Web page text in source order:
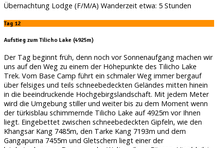
Übernachtung Lodge (F/M/A) Wanderzeit etwa: 5 Stunden
Tag 12
Aufstieg zum Tilicho Lake (4925m)
Der Tag beginnt früh, denn noch vor Sonnenaufgang machen wir
uns auf den Weg zu einem der Höhepunkte des Tilicho Lake
Trek. Vom Base Camp führt ein schmaler Weg immer bergauf
über felsiges und teils schneebedeckten Geländes mitten hinein
in die beeindruckende Hochgebirgslandschaft. Mit jedem Meter
wird die Umgebung stiller und weiter bis zu dem Moment wenn
der türkisblau schimmernde Tilicho Lake auf 4925m vor Ihnen
liegt. Eingebettet zwischen schneebedeckten Gipfeln, wie den
Khangsar Kang 7485m, den Tarke Kang 7193m und dem
Gangapurna 7455m und Gletschern liegt einer der